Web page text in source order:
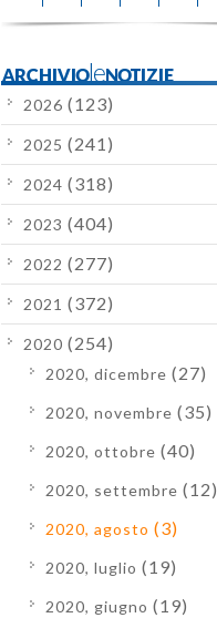
ARCHIVIOleNOTIZIE
2026 (123)
2025 (241)
2024 (318)
2023 (404)
2022 (277)
2021 (372)
2020 (254)
2020, dicembre (27)
2020, novembre (35)
2020, ottobre (40)
2020, settembre (12)
2020, agosto (3)
2020, luglio (19)
2020, giugno (19)